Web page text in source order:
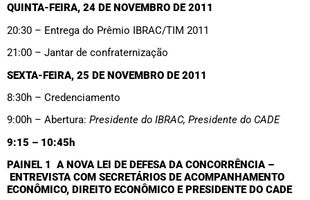
QUINTA-FEIRA, 24 DE NOVEMBRO DE 2011
20:30 – Entrega do Prêmio IBRAC/TIM 2011
21:00 – Jantar de confraternização
SEXTA-FEIRA, 25 DE NOVEMBRO DE 2011
8:30h – Credenciamento
9:00h – Abertura: Presidente do IBRAC, Presidente do CADE
9:15 – 10:45h
PAINEL 1 A NOVA LEI DE DEFESA DA CONCORRÊNCIA –
ENTREVISTA COM SECRETÁRIOS DE ACOMPANHAMENTO
ECONÔMICO, DIREITO ECONÔMICO E PRESIDENTE DO CADE